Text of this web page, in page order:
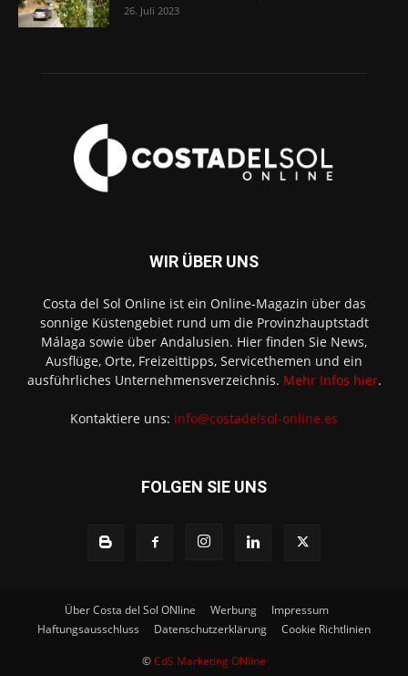
26. Juli 2023
WIR ÜBER UNS
Costa del Sol Online ist ein Online-Magazin über das
sonnige Küstengebiet rund um die Provinzhauptstadt
Málaga sowie über Andalusien. Hier finden Sie News,
Ausflüge, Orte, Freizeittipps, Servicethemen und ein
ausführliches Unternehmensverzeichnis. Mehr Infos hier.
Kontaktiere uns: info@costadelsol-online.es
FOLGEN SIE UNS
Über Costa del Sol ONline Werbung
Impressum
Haftungsausschluss
Datenschutzerklärung Cookie Richtlinien
©CdS Marketing ONline